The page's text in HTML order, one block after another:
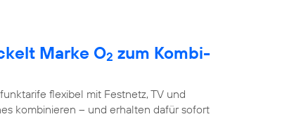
Marke O2 zum Kombi-
flexibel mit Festnetz, TV und
kombinieren – und erhalten dafür sofort